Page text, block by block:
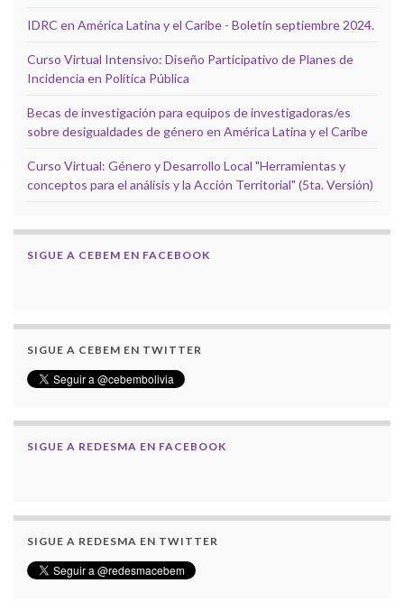
IDRC en América Latina y el Caribe - Boletín septiembre 2024.
Curso Virtual Intensivo: Diseño Participativo de Planes de
Incidencia en Política Pública
Becas de investigación para equipos de investigadoras/es
sobre desigualdades de género en América Latina y el Caribe
Curso Virtual: Género y Desarrollo Local "Herramientas y
conceptos para el análisis y la Acción Territorial" (5ta. Versión)
SIGUE A CEBEM EN FACEBOOK
SIGUE A CEBEM EN TWITTER
SIGUE A REDESMA EN FACEBOOK
SIGUE A REDESMA EN TWITTER